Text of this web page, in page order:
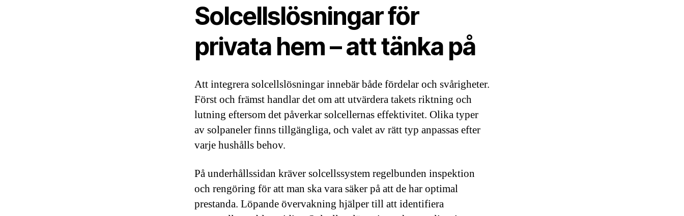
Solcellslösningar för
privata hem – att tänka på
Att integrera solcellslösningar innebär både fördelar och svårigheter.
Först och främst handlar det om att utvärdera takets riktning och
lutning eftersom det påverkar solcellernas effektivitet. Olika typer
av solpaneler finns tillgängliga, och valet av rätt typ anpassas efter
varje hushålls behov.
På underhållssidan kräver solcellssystem regelbunden inspektion
och rengöring för att man ska vara säker på att de har optimal
prestanda. Löpande övervakning hjälper till att identifiera